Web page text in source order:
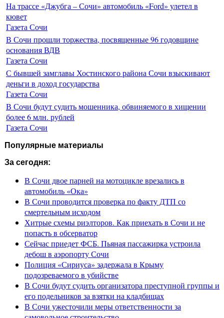
На трассе «Джубга – Сочи» автомобиль «Ford» улетел в
кювет
Газета Сочи
В Сочи прошли торжества, посвященные 96 годовщине
основания ВДВ
Газета Сочи
С бывшей замглавы Хостинского района Сочи взыскивают
деньги в доход государства
Газета Сочи
В Сочи будут судить мошенника, обвиняемого в хищении
более 6 млн. рублей
Газета Сочи
Популярные материалы
За сегодня:
В Сочи двое парней на мотоцикле врезались в
автомобиль «Ока»
В Сочи проводится проверка по факту ДТП со
смертельным исходом
Хитрые схемы риэлторов. Как приехать в Сочи и не
попасть в обсерватор
Сейчас приедет ФСБ. Пьяная пассажирка устроила
дебош в аэропорту Сочи
Полиция «Сириуса» задержала в Крыму
подозреваемого в убийстве
В Сочи будут судить организатора преступной группы и
его подельников за взятки на кладбищах
В Сочи ужесточили меры ответственности за